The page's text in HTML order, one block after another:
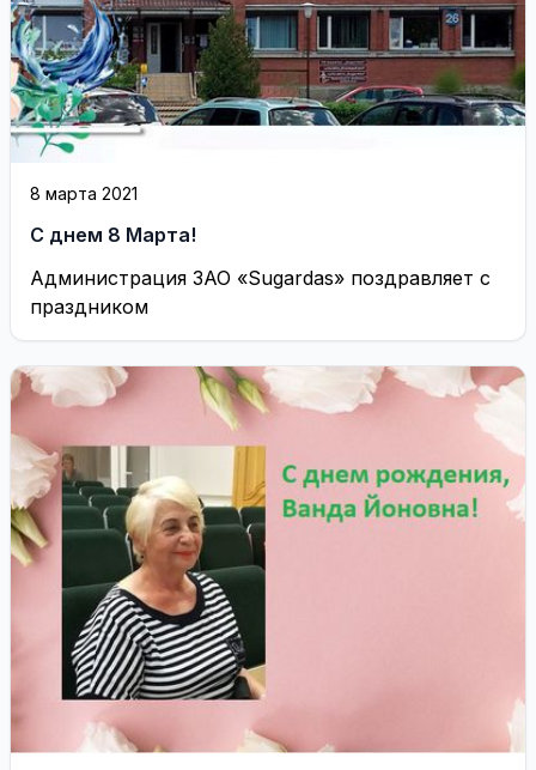
8 марта 2021
С днем 8 Марта!
Администрация ЗАО «Sugardas» поздравляет с
праздником